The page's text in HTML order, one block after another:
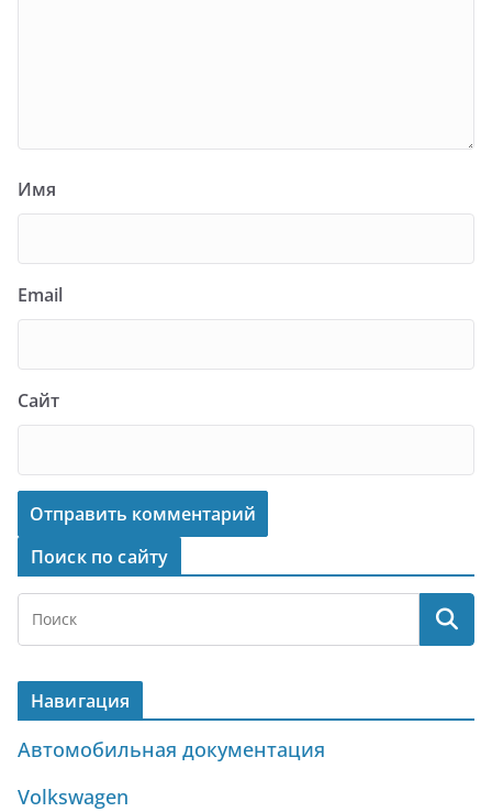
Имя
Email
Сайт
Поиск по сайту
Навигация
Автомобильная документация
Volkswagen